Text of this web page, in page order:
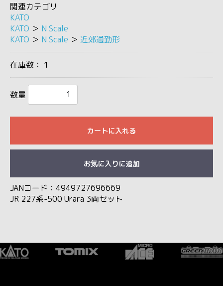
関連カテゴリ
KATO
KATO ＞ N Scale
KATO ＞ N Scale ＞ 近郊通勤形
在庫数： 1
数量
カートに入れる
お気に入りに追加
JANコード：4949727696669
JR 227系-500 Urara 3両セット